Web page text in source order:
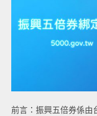
前言：振興五倍券係由